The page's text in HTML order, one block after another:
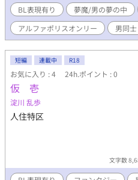
まな男たちとの、淫夢の宴が今宵
BL表現有り 夢魔/男の夢の中
アルファポリスオンリー
男同士
短編 連載中 R18
お気に入り : 4 24h.ポイント : 0
仮 壱
淀川 乱歩
人住特区
文字数